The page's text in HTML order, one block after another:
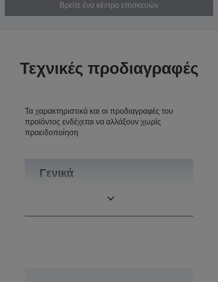
Βρείτε ένα κέντρο επισκευών
Τεχνικές προδιαγραφές
Τα χαρακτηριστικά και οι προδιαγραφές του
προϊόντος ενδέχεται να αλλάξουν χωρίς
προειδοποίηση
Γενικά